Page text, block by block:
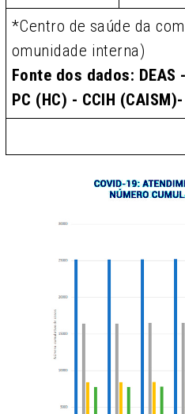
*Centro de saúde da
omunidade interna)
Fonte dos dados: DEAS
PC (HC) - CCIH